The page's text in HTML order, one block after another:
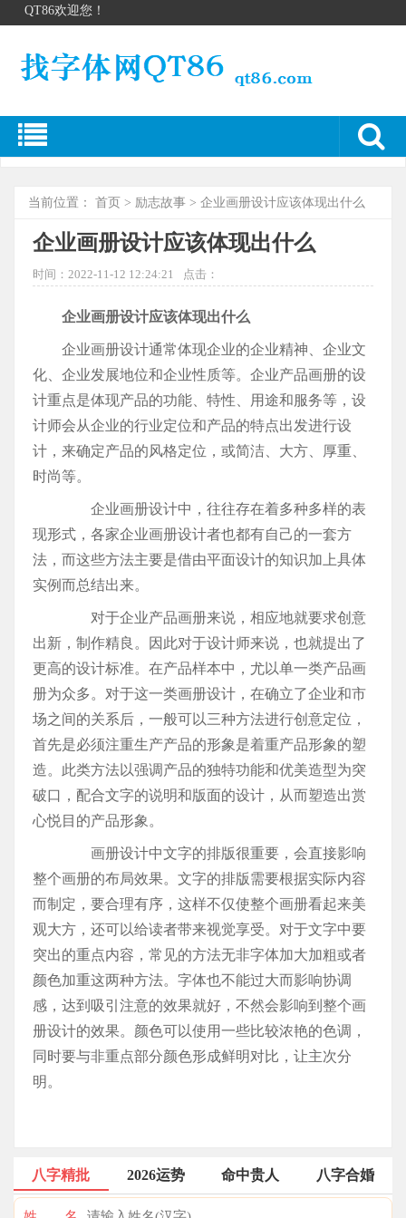
QT86欢迎您！
当前位置： 首页 > 励志故事 > 企业画册设计应该体现出什么
企业画册设计应该体现出什么
时间：2022-11-12 12:24:21 点击：
企业画册设计应该体现出什么
企业画册设计通常体现企业的企业精神、企业文
化、企业发展地位和企业性质等。企业产品画册的设
计重点是体现产品的功能、特性、用途和服务等，设
计师会从企业的行业定位和产品的特点出发进行设
计，来确定产品的风格定位，或简洁、大方、厚重、
时尚等。
企业画册设计中，往往存在着多种多样的表
现形式，各家企业画册设计者也都有自己的一套方
法，而这些方法主要是借由平面设计的知识加上具体
实例而总结出来。
对于企业产品画册来说，相应地就要求创意
出新，制作精良。因此对于设计师来说，也就提出了
更高的设计标准。在产品样本中，尤以单一类产品画
册为众多。对于这一类画册设计，在确立了企业和市
场之间的关系后，一般可以三种方法进行创意定位，
首先是必须注重生产产品的形象是着重产品形象的塑
造。此类方法以强调产品的独特功能和优美造型为突
破口，配合文字的说明和版面的设计，从而塑造出赏
心悦目的产品形象。
画册设计中文字的排版很重要，会直接影响
整个画册的布局效果。文字的排版需要根据实际内容
而制定，要合理有序，这样不仅使整个画册看起来美
观大方，还可以给读者带来视觉享受。对于文字中要
突出的重点内容，常见的方法无非字体加大加粗或者
颜色加重这两种方法。字体也不能过大而影响协调
感，达到吸引注意的效果就好，不然会影响到整个画
册设计的效果。颜色可以使用一些比较浓艳的色调，
同时要与非重点部分颜色形成鲜明对比，让主次分
明。
八字精批 2026运势 命中贵人 八字合婚